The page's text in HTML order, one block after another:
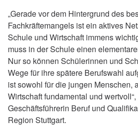
„Gerade vor dem Hintergrund des
Fachkräftemangels ist ein aktives
Schule und Wirtschaft immens
muss in der Schule einen
Nur so können Schülerinnen und
Wege für ihre spätere Berufswahl
ist sowohl für die jungen Menschen,
Wirtschaft fundamental und
Geschäftsführerin Beruf und
Region Stuttgart.